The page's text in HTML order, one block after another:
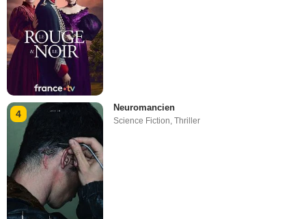
4
Neuromancien
Science Fiction,Thriller